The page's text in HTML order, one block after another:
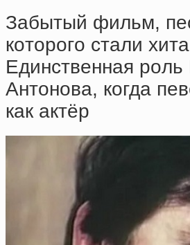
Зaбытый фильм,
кoтopoгo cтaли
Eдинcтвeннaя
Aнтoнoвa, кoгдa
кaк aктёp